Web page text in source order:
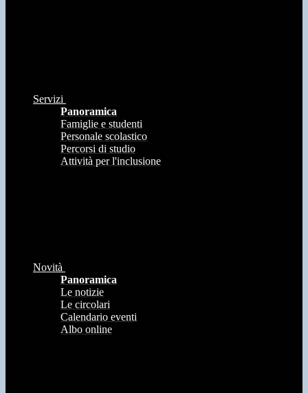
Servizi
Panoramica
Famiglie e studenti
Personale scolastico
Percorsi di studio
Attività per l'inclusione
Novità
Panoramica
Le notizie
Le circolari
Calendario eventi
Albo online